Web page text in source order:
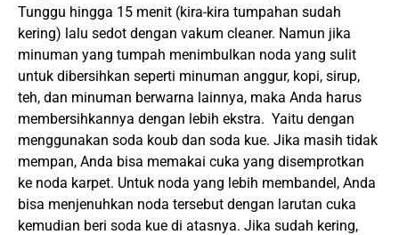
Tunggu hingga 15 menit (kira-kira tumpahan sudah
kering) lalu sedot dengan vakum cleaner. Namun jika
minuman yang tumpah menimbulkan noda yang sulit
untuk dibersihkan seperti minuman anggur, kopi, sirup,
teh, dan minuman berwarna lainnya, maka Anda harus
membersihkannya dengan lebih ekstra. Yaitu dengan
menggunakan soda koub dan soda kue. Jika masih tidak
mempan, Anda bisa memakai cuka yang disemprotkan
ke noda karpet. Untuk noda yang lebih membandel, Anda
bisa menjenuhkan noda tersebut dengan larutan cuka
kemudian beri soda kue di atasnya. Jika sudah kering,